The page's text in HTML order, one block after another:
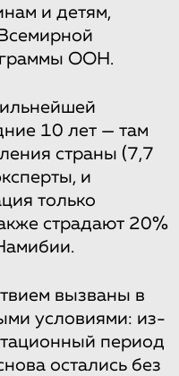
и детям,
ООН.
10 лет — там
страны (7,7
и
только
страдают 20%
вызваны в
условиями: из-
период
остались без